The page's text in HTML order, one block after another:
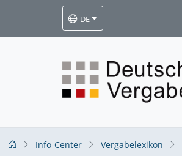
DE
Info-Center Vergabelexikon